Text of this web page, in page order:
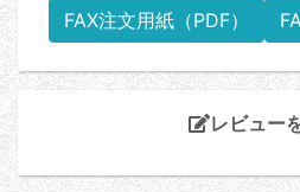
FAX注文用紙（PDF）
レビュー